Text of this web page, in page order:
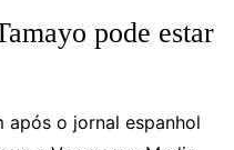
pode estar
após o jornal espanhol